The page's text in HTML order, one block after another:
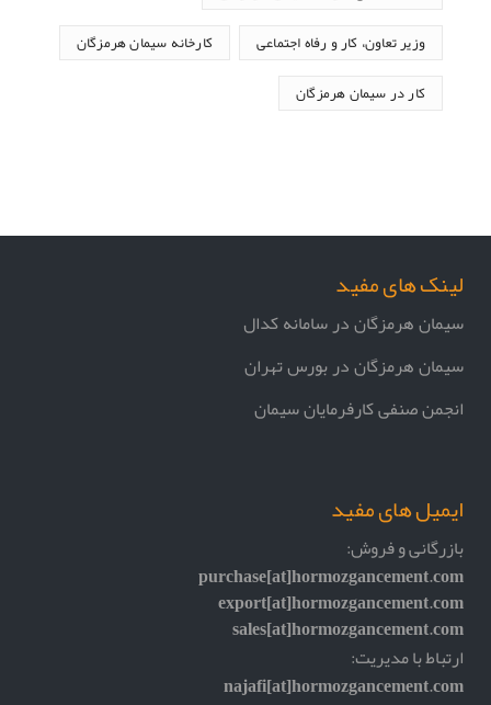
وزیر تعاون، کار و رفاه اجتماعی کارخانه سیمان هرمزگان
کار در سیمان هرمزگان
لینک های مفید
سیمان هرمزگان در سامانه کدال
سیمان هرمزگان در بورس تهران
انجمن صنفی کارفرمایان سیمان
ایمیل های مفید
بازرگانی و فروش:
purchase[at]hormozgancement.com
export[at]hormozgancement.com
sales[at]hormozgancement.com
ارتباط با مدیریت:
najafi[at]hormozgancement.com